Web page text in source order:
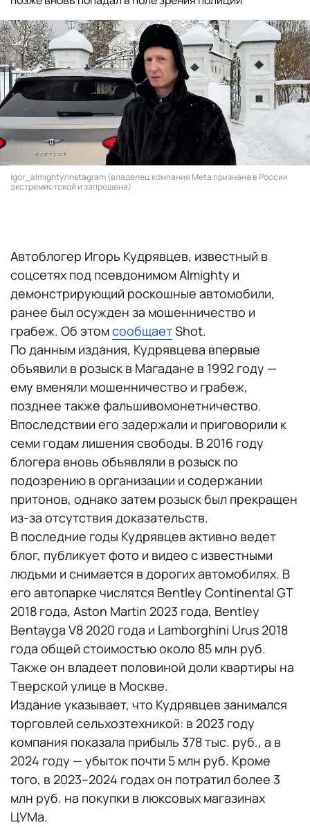
igor_almighty/Instagram (владелец компания Meta признана в России
экстремистской и запрещена)
Автоблогер Игорь Кудрявцев, известный в
соцсетях под псевдонимом Almighty и
демонстрирующий роскошные автомобили,
ранее был осужден за мошенничество и
грабеж. Об этомсообщаетShot.
По данным издания, Кудрявцева впервые
объявили в розыск в Магадане в 1992 году —
ему вменяли мошенничество и грабеж,
позднее также фальшивомонетничество.
Впоследствии его задержали и приговорили к
семи годам лишения свободы. В 2016 году
блогера вновь объявляли в розыск по
подозрению в организации и содержании
притонов, однако затем розыск был прекращен
из-за отсутствия доказательств.
В последние годы Кудрявцев активно ведет
блог, публикует фото и видео с известными
людьми и снимается в дорогих автомобилях. В
его автопарке числятся Bentley Continental GT
2018 года, Aston Martin 2023 года, Bentley
Bentayga V8 2020 года и Lamborghini Urus 2018
года общей стоимостью около 85 млн руб.
Также он владеет половиной доли квартиры на
Тверской улице в Москве.
Издание указывает, что Кудрявцев занимался
торговлей сельхозтехникой: в 2023 году
компания показала прибыль 378 тыс. руб., а в
2024 году — убыток почти 5 млн руб. Кроме
того, в 2023–2024 годах он потратил более 3
млн руб. на покупки в люксовых магазинах
ЦУМа.